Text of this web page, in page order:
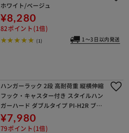
ホワイト/ベージュ
¥8,280
82ポイント(1倍)
(1) 1～3日以内発送
ハンガーラック 2段 高耐荷重 縦横伸縮
フック・キャスター付き スタイルハン
ガーハード ダブルタイプ PI-H2R ブラ
ック
¥7,980
79ポイント(1倍)